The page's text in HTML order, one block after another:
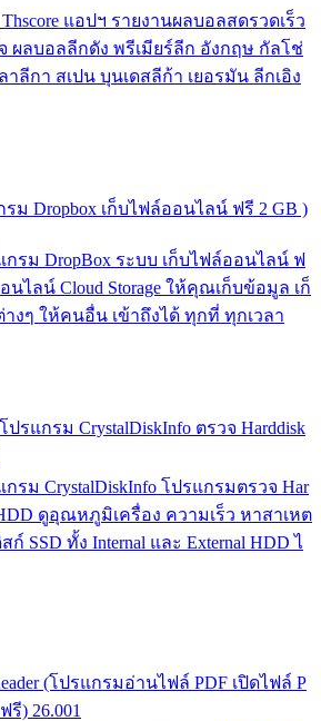
แอปฯ รายงานผลบอลสดรวดเร็ว
ผลบอลลีกดัง พรีเมียร์ลีก อังกฤษ กัลโช่
าลีกา สเปน บุนเดสลีก้า เยอรมัน ลีกเอิง
รม Dropbox เก็บไฟล์ออนไลน์ ฟรี 2 GB )
รม DropBox ระบบ เก็บไฟล์ออนไลน์ ฟ
นไลน์ Cloud Storage ให้คุณเก็บข้อมูล เก็
งๆ ให้คนอื่น เข้าถึงได้ ทุกที่ ทุกเวลา
ปรแกรม CrystalDiskInfo ตรวจ Harddisk
รม CrystalDiskInfo โปรแกรมตรวจ Har
ดูอุณหภูมิเครื่อง ความเร็ว หาสาเหต
SSD ทั้ง Internal และ External HDD ไ
(โปรแกรมอ่านไฟล์ PDF เปิดไฟล์ P
รี) 26.001